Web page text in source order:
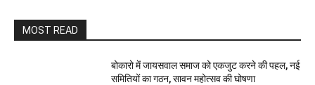
MOST READ
बोकारो में जायसवाल समाज को एकजुट करने की पहल, नई
समितियों का गठन, सावन महोत्सव की घोषणा